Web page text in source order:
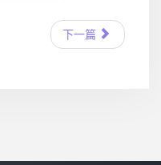
下一篇